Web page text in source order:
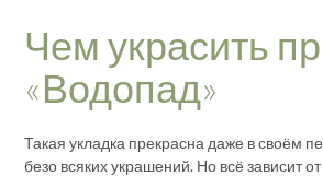
Чем украсить
«Водопад»
Такая укладка прекрасна даже в своём
безо всяких украшений. Но всё зависит